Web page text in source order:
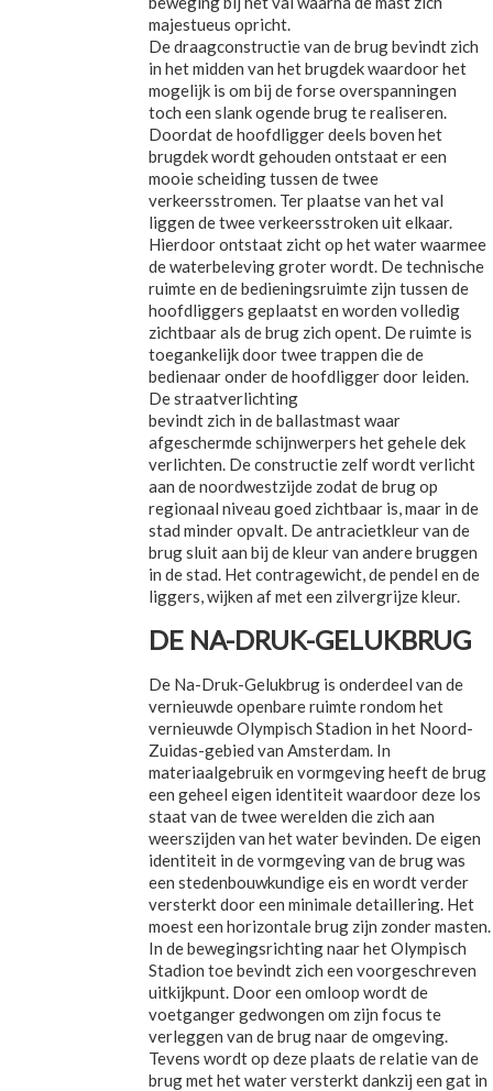
majestueus opricht.
De draagconstructie van de brug bevindt zich
in het midden van het brugdek waardoor het
mogelijk is om bij de forse overspanningen
toch een slank ogende brug te realiseren.
Doordat de hoofdligger deels boven het
brugdek wordt gehouden ontstaat er een
mooie scheiding tussen de twee
verkeersstromen. Ter plaatse van het val
liggen de twee verkeersstroken uit elkaar.
Hierdoor ontstaat zicht op het water waarmee
de waterbeleving groter wordt. De technische
ruimte en de bedieningsruimte zijn tussen de
hoofdliggers geplaatst en worden volledig
zichtbaar als de brug zich opent. De ruimte is
toegankelijk door twee trappen die de
bedienaar onder de hoofdligger door leiden.
De straatverlichting
bevindt zich in de ballastmast waar
afgeschermde schijnwerpers het gehele dek
verlichten. De constructie zelf wordt verlicht
aan de noordwestzijde zodat de brug op
regionaal niveau goed zichtbaar is, maar in de
stad minder opvalt. De antracietkleur van de
brug sluit aan bij de kleur van andere bruggen
in de stad. Het contragewicht, de pendel en de
liggers, wijken af met een zilvergrijze kleur.
DE NA-DRUK-GELUKBRUG
De Na-Druk-Gelukbrug is onderdeel van de
vernieuwde openbare ruimte rondom het
vernieuwde Olympisch Stadion in het Noord-
Zuidas-gebied van Amsterdam. In
materiaalgebruik en vormgeving heeft de brug
een geheel eigen identiteit waardoor deze los
staat van de twee werelden die zich aan
weerszijden van het water bevinden. De eigen
identiteit in de vormgeving van de brug was
een stedenbouwkundige eis en wordt verder
versterkt door een minimale detaillering. Het
moest een horizontale brug zijn zonder masten.
In de bewegingsrichting naar het Olympisch
Stadion toe bevindt zich een voorgeschreven
uitkijkpunt. Door een omloop wordt de
voetganger gedwongen om zijn focus te
verleggen van de brug naar de omgeving.
Tevens wordt op deze plaats de relatie van de
brug met het water versterkt dankzij een gat in